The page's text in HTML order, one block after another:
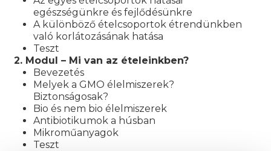
egészségünkre és fejlődésünkre
A különböző ételcsoportok étrendünkben
való korlátozásának hatása
Teszt
2. Modul – Mi van az ételeinkben?
Bevezetés
Melyek a GMO élelmiszerek?
Biztonságosak?
Bio és nem bio élelmiszerek
Antibiotikumok a húsban
Mikroműanyagok
Teszt